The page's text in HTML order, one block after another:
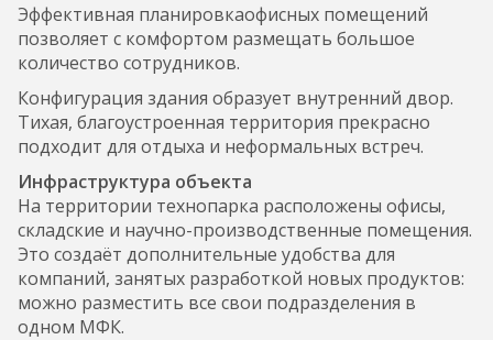
Эффективная планировкаофисных помещений
позволяет с комфортом размещать большое
количество сотрудников.
Конфигурация здания образует внутренний двор.
Тихая, благоустроенная территория прекрасно
подходит для отдыха и неформальных встреч.
Инфраструктура объекта
На территории технопарка расположены офисы,
складские и научно-производственные помещения.
Это создаёт дополнительные удобства для
компаний, занятых разработкой новых продуктов:
можно разместить все свои подразделения в
одном МФК.